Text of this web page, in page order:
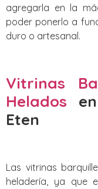
agregarla en la
poder ponerlo a
duro o artesanal.
Vitrinas
Helados
Eten
Las vitrinas
heladería, ya que